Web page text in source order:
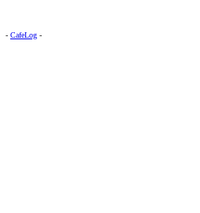
- CafeLog -